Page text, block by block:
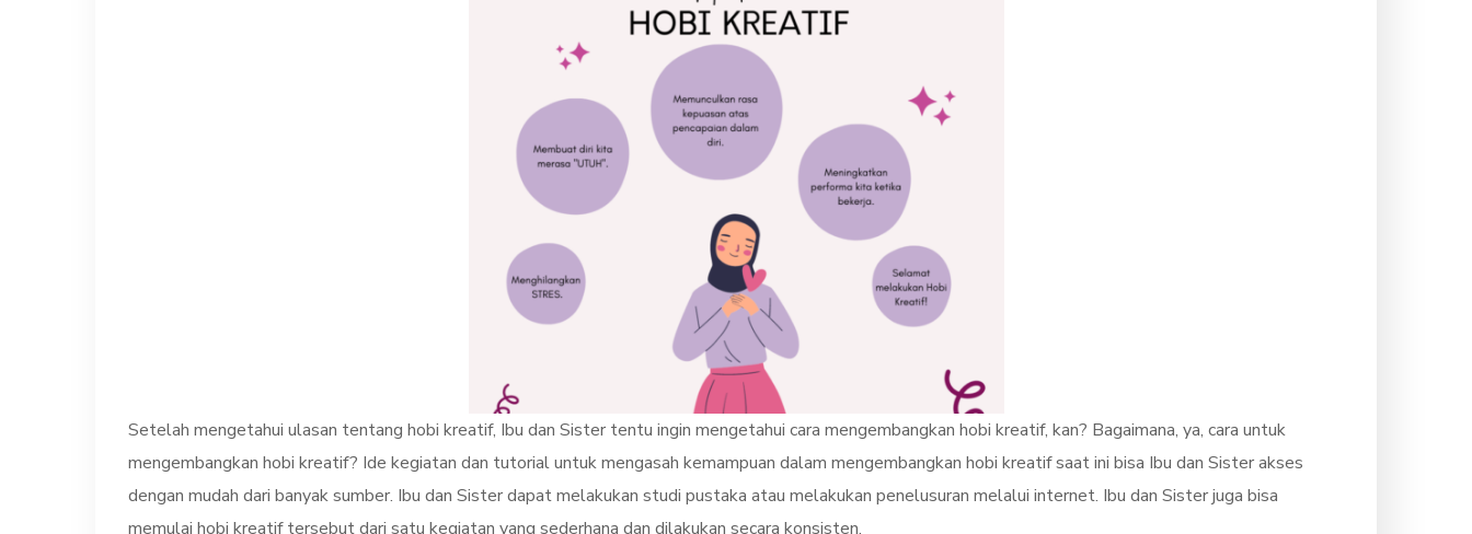
Setelah mengetahui ulasan tentang hobi kreatif, Ibu dan Sister tentu ingin mengetahui cara mengembangkan hobi kreatif, kan? Bagaimana, ya, cara untuk
mengembangkan hobi kreatif? Ide kegiatan dan tutorial untuk mengasah kemampuan dalam mengembangkan hobi kreatif saat ini bisa Ibu dan Sister akses
dengan mudah dari banyak sumber. Ibu dan Sister dapat melakukan studi pustaka atau melakukan penelusuran melalui internet. Ibu dan Sister juga bisa
memulai hobi kreatif tersebut dari satu kegiatan yang sederhana dan dilakukan secara konsisten.